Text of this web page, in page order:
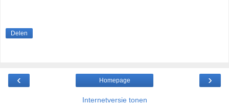
Delen
‹ ›
Homepage
Internetversie tonen